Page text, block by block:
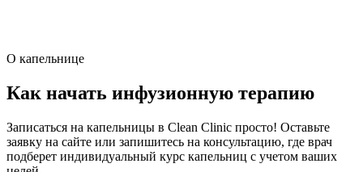
О капельнице
Как начать инфузионную терапию
Записаться на капельницы в Clean Clinic просто! Оставьте
заявку на сайте или запишитесь на консультацию, где врач
подберет индивидуальный курс капельниц с учетом ваших